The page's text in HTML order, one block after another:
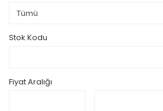
Stok Kodu
Fiyat Aralığı